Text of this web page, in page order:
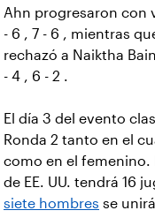
Ahn progresaron con
- 6 , 7 - 6 , mientras
rechazó a Naiktha
- 4 , 6 - 2 .
El día 3 del evento
Ronda 2 tanto en el
como en el femenino.
de EE. UU. tendrá 16
siete hombres se